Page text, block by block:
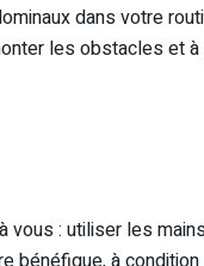
dans votre
les obstacles et
vous : utiliser les